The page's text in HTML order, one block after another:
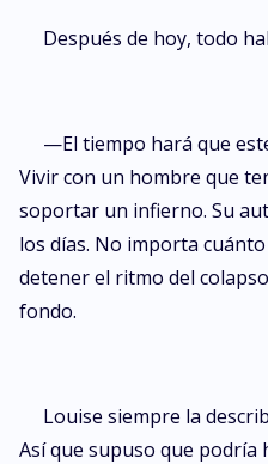
Después de hoy, todo
—El tiempo hará que
Vivir con un hombre que
soportar un infierno. Su
los días. No importa
detener el ritmo del
fondo.
Louise siempre la
Así que supuso que podría